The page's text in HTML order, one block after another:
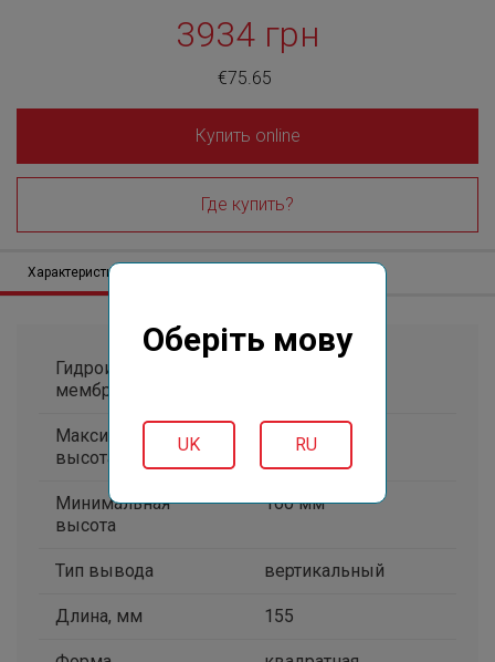
Оберіть мову
UK RU
3934 грн
€75.65
Купить online
Где купить?
Характеристики
Гидроизоляционная
мембрана
Максимальная
высота
330 мм
Минимальная
высота
160 мм
Тип вывода вертикальный
Длина, мм 155